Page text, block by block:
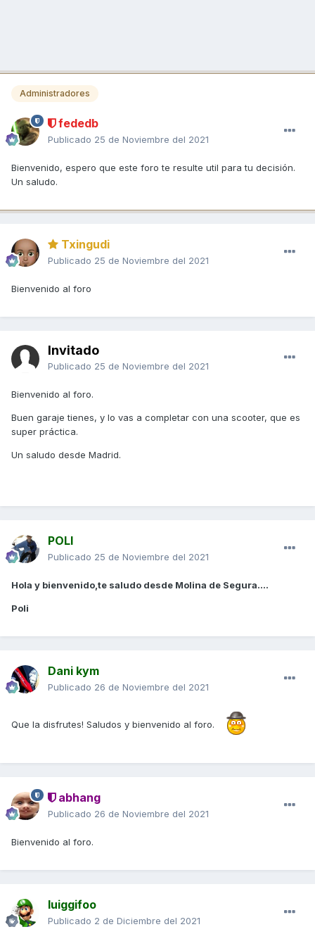
Administradores
fededb
Publicado 25 de Noviembre del 2021
Bienvenido, espero que este foro te resulte util para tu decisión.
Un saludo.
Txingudi
Publicado 25 de Noviembre del 2021
Bienvenido al foro
Invitado
Publicado 25 de Noviembre del 2021
Bienvenido al foro.
Buen garaje tienes, y lo vas a completar con una scooter, que es
super práctica.
Un saludo desde Madrid.
POLI
Publicado 25 de Noviembre del 2021
Hola y bienvenido,te saludo desde Molina de Segura....
Poli
Dani kym
Publicado 26 de Noviembre del 2021
Que la disfrutes! Saludos y bienvenido al foro.
abhang
Publicado 26 de Noviembre del 2021
Bienvenido al foro.
luiggifoo
Publicado 2 de Diciembre del 2021